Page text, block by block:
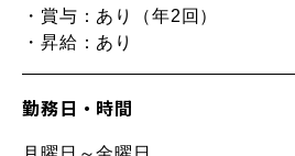
・賞与：あり（年2回）
・昇給：あり
勤務日・時間